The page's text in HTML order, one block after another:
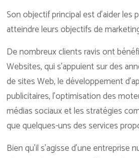
Son objectif principal est d’aider
atteindre leurs objectifs de
De nombreux clients ravis ont
Websites, qui s’appuient sur des
de sites Web, le développement
publicitaires, l’optimisation des
médias sociaux et les stratégies
que quelques-uns des services
Bien qu’il s’agisse d’une